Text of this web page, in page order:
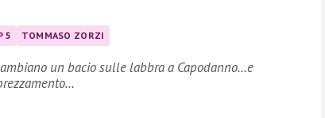
5 TOMMASO ZORZI
un bacio sulle labbra a Capodanno…e